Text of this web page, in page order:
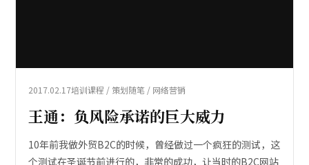
2017.02.17培训课程 / 策划随笔 / 网络营销
王通：负风险承诺的巨大威力
10年前我做外贸B2C的时候，曾经做过一个疯狂的测试，这
个测试在圣诞节前进行的，非常的成功，让当时的B2C网站